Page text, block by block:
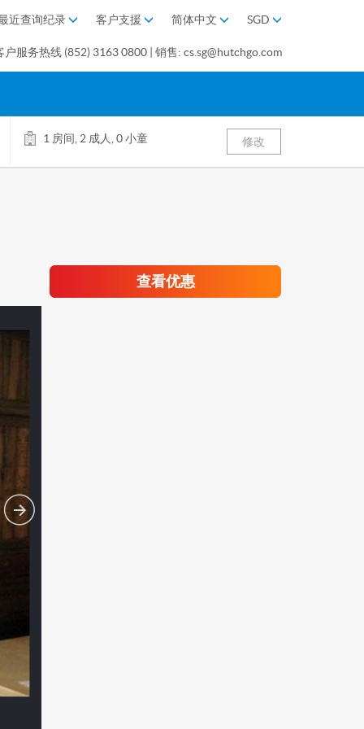
近查询纪录 客户支援 简体中文 SGD
服务热线 (852) 3163 0800 | 销售: cs.sg@hutchgo.com
1 房间, 2 成人, 0 小童 修改
查看优惠